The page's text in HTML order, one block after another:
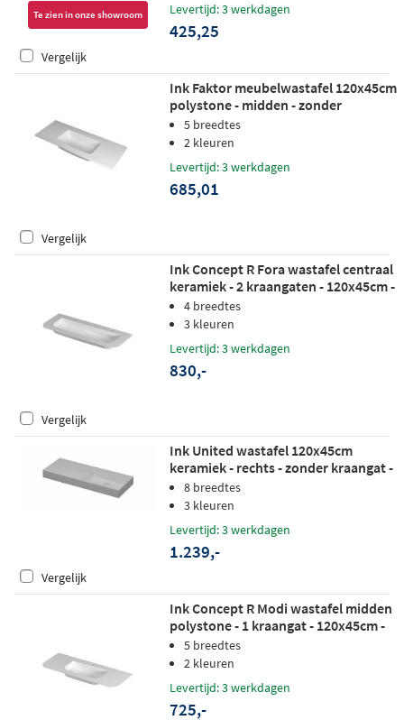
Te zien in onze showroom
Levertijd: 3 werkdagen
425,25
Vergelijk
Ink Faktor meubelwastafel 120x45cm
polystone - midden - zonder
kraangat - mat wit
5 breedtes
2 kleuren
Levertijd: 3 werkdagen
685,01
Vergelijk
Ink Concept R Fora wastafel centraal
keramiek - 2 kraangaten - 120x45cm -
glans wit
4 breedtes
3 kleuren
Levertijd: 3 werkdagen
830,-
Vergelijk
Ink United wastafel 120x45cm
keramiek - rechts - zonder kraangat -
glans wit
8 breedtes
3 kleuren
Levertijd: 3 werkdagen
1.239,-
Vergelijk
Ink Concept R Modi wastafel midden
polystone - 1 kraangat - 120x45cm -
mat wit
5 breedtes
2 kleuren
Levertijd: 3 werkdagen
725,-